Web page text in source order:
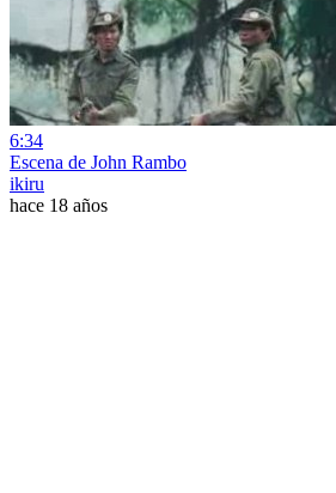
6:34
Escena de John Rambo
ikiru
hace 18 años